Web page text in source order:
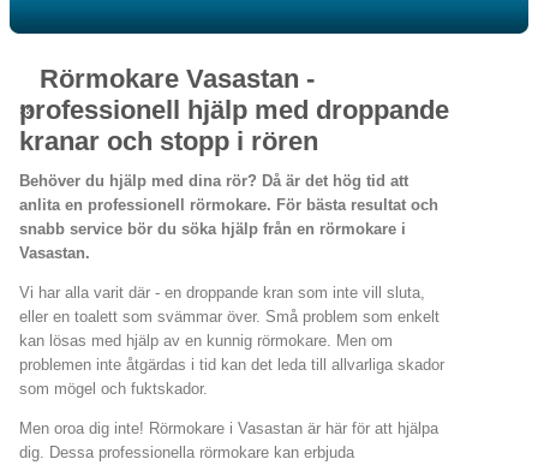
Rörmokare Vasastan -
professionell hjälp med droppande
kranar och stopp i rören
Behöver du hjälp med dina rör? Då är det hög tid att
anlita en professionell rörmokare. För bästa resultat och
snabb service bör du söka hjälp från en rörmokare i
Vasastan.
Vi har alla varit där - en droppande kran som inte vill sluta,
eller en toalett som svämmar över. Små problem som enkelt
kan lösas med hjälp av en kunnig rörmokare. Men om
problemen inte åtgärdas i tid kan det leda till allvarliga skador
som mögel och fuktskador.
Men oroa dig inte! Rörmokare i Vasastan är här för att hjälpa
dig. Dessa professionella rörmokare kan erbjuda